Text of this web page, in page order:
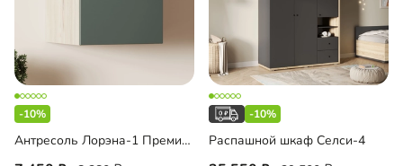
-10%
Антресоль Лорэна-1 Премиум
-10%
Распашной шкаф Селси-4